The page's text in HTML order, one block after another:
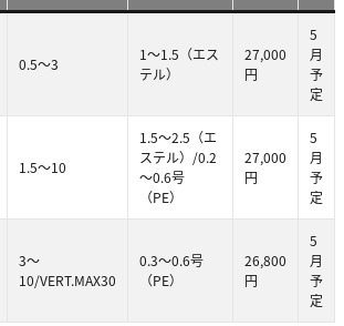
0.5～3
1～1.5（エス
テル）
27,000
円
5
月
予
定
1.5～10
1.5～2.5（エ
ステル）/0.2
～0.6号
（PE）
27,000
円
5
月
予
定
3～
10/VERT.MAX30
0.3～0.6号
（PE）
26,800
円
5
月
予
定